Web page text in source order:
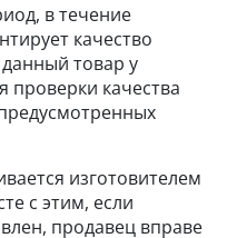
в течение
качество
товар у
проверки качества
изготовителем
с этим, если
продавец вправе